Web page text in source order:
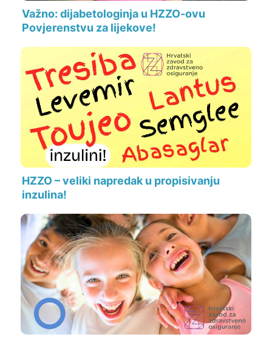
Važno: dijabetologinja u HZZO-ovu
Povjerenstvu za lijekove!
HZZO – veliki napredak u propisivanju
inzulina!